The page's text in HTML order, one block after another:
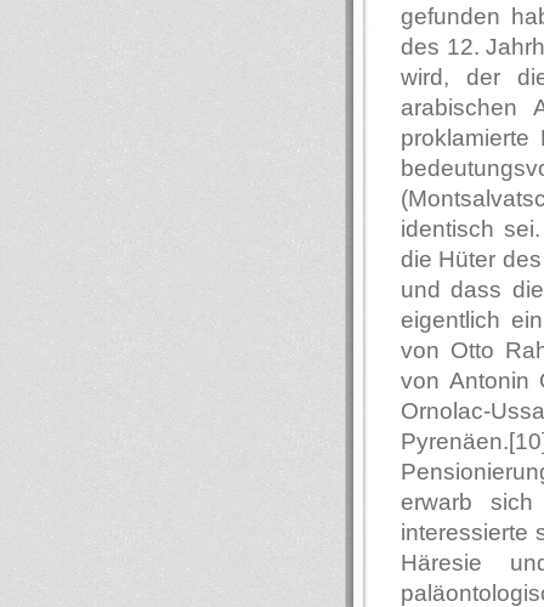
gefunden
des 12.
wird, der
arabischen
identisch
die Hüter
und dass
eigentlich
von Otto
von Antonin
Ornolac-
erwarb
interessierte
Häresie